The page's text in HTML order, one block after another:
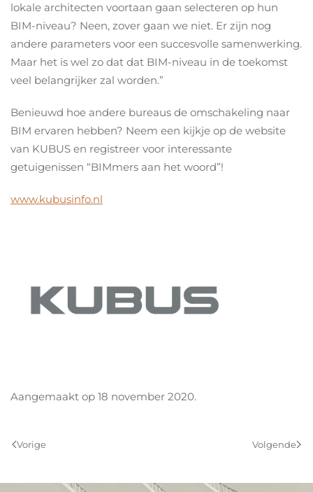
lokale architecten voortaan gaan selecteren op hun
BIM-niveau? Neen, zover gaan we niet. Er zijn nog
andere parameters voor een succesvolle samenwerking.
Maar het is wel zo dat dat BIM-niveau in de toekomst
veel belangrijker zal worden.”
Benieuwd hoe andere bureaus de omschakeling naar
BIM ervaren hebben? Neem een kijkje op de website
van KUBUS en registreer voor interessante
getuigenissen “BIMmers aan het woord”!
www.kubusinfo.nl
Aangemaakt op 18 november 2020.
Vorige Volgende